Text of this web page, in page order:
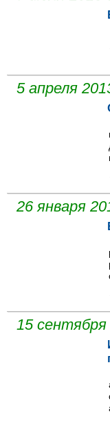
5 апреля
26 января
15 сентября